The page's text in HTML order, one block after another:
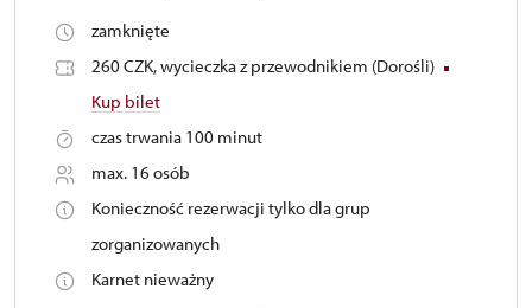
zamknięte
260 CZK, wycieczka z przewodnikiem (Dorośli)
Kup bilet
czas trwania 100 minut
max. 16 osób
Konieczność rezerwacji tylko dla grup
zorganizowanych
Karnet nieważny